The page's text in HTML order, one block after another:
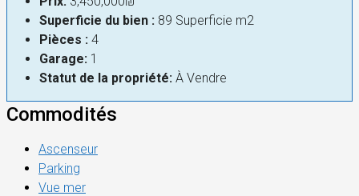
Superficie du bien : 89 Superficie m2
Pièces : 4
Garage: 1
Statut de la propriété: À Vendre
Commodités
Ascenseur
Parking
Vue mer